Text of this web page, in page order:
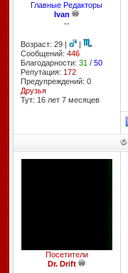
Главные Редакторы
Ivan
--
Возраст: 29 |
|
Сообщений: 446
Благодарности: 31 / 50
Репутация: 172
Предупреждений: 0
Друзья
Тут: 16 лет 7 месяцев
Посетители
Dr. Drift